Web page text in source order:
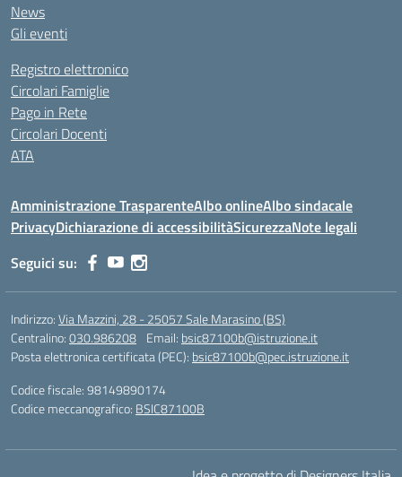
News
Gli eventi
Registro elettronico
Circolari Famiglie
Pago in Rete
Circolari Docenti
ATA
Amministrazione TrasparenteAlbo onlineAlbo sindacale
PrivacyDichiarazione di accessibilitàSicurezzaNote legali
Seguici su:
Indirizzo:Via Mazzini, 28 - 25057 Sale Marasino (BS)
Centralino:030.986208 Email: bsic87100b@istruzione.it
Posta elettronica certificata (PEC): bsic87100b@pec.istruzione.it
Codice fiscale: 98149890174
Codice meccanografico: BSIC87100B